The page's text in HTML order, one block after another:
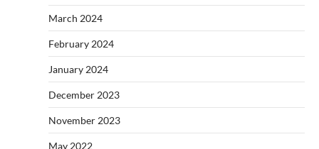
March 2024
February 2024
January 2024
December 2023
November 2023
May 2022